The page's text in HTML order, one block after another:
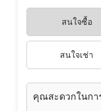
สนใจซื้อ
สนใจเช่า
คุณสะดวกในกา